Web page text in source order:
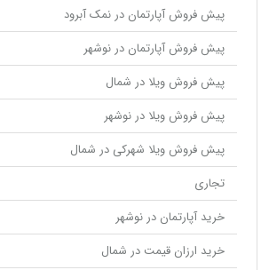
پیش فروش آپارتمان در نمک آبرود
پیش فروش آپارتمان در نوشهر
پیش فروش ویلا در شمال
پیش فروش ویلا در نوشهر
پیش فروش ویلا شهرکی در شمال
تجاری
خرید آپارتمان در نوشهر
خرید ارزان قیمت در شمال